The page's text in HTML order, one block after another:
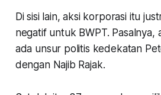
Di sisi lain, aksi korporasi itu
negatif untuk BWPT. Pasalnya,
ada unsur politis kedekatan
dengan Najib Rajak.